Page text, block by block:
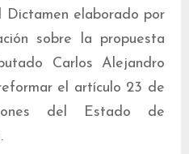
Dictamen elaborado por
sobre la propuesta
Carlos Alejandro
el artículo 23 de
del Estado de